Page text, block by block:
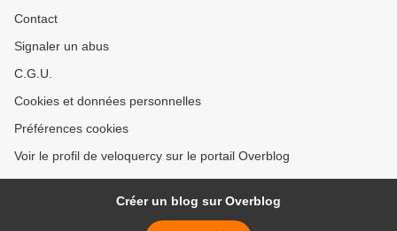
Contact
Signaler un abus
C.G.U.
Cookies et données personnelles
Préférences cookies
Voir le profil de veloquercy sur le portail Overblog
Créer un blog sur Overblog